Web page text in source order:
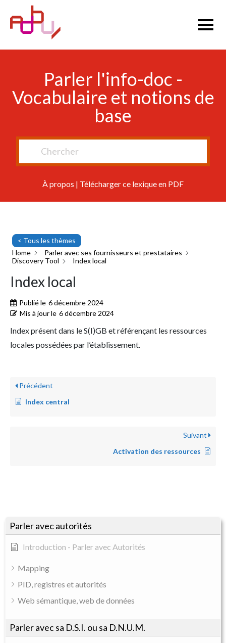
Parler l'info-doc -
Vocabulaire et notions de
base
À propos | Télécharger ce lexique en PDF
Parler avec autorités
Introduction - Parler avec Autorités
Mapping
PID, registres et autorités
Web sémantique, web de données
Parler avec sa D.S.I. ou sa D.N.U.M.
< Tous les thèmes
Home
Parler avec ses fournisseurs et prestataires
Discovery Tool
Index local
Index local
Publié le 6 décembre 2024
Mis à jour le 6 décembre 2024
Index présent dans le S(I)GB et référençant les ressources
locales possédées par l’établissement.
Précédent
Index central
Suivant
Activation des ressources